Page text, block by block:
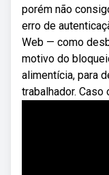
porém não
erro de
Web — como
motivo do
alimentícia, para
trabalhador. Caso